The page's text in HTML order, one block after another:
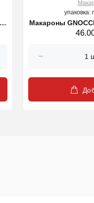
упаковка:
Макароны
45,